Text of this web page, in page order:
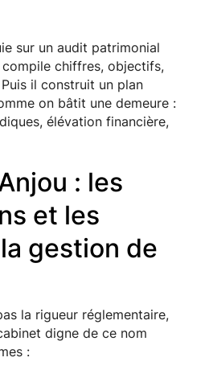
sur un audit patrimonial
chiffres, objectifs,
il construit un plan
on bâtit une demeure :
élévation financière,
: les
et les
gestion de
la rigueur réglementaire,
digne de ce nom
: